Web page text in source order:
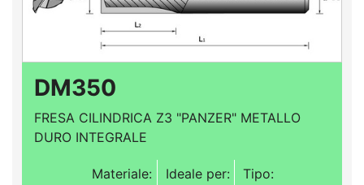
DM350
FRESA CILINDRICA Z3 "PANZER" METALLO
DURO INTEGRALE
Materiale:
Ideale per:
Tipo: